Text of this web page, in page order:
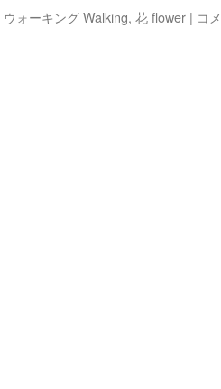
ウォーキング Walking, 花 flower | コ